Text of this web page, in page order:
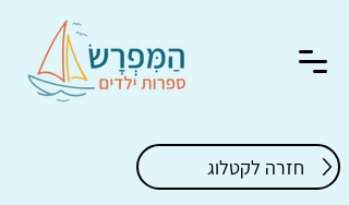
חזרה לקטלוג